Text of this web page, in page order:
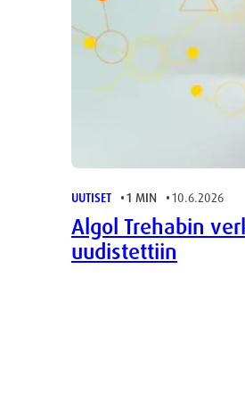
UUTISET 1 MIN 10.6.2026
Algol Trehabin
uudistettiin